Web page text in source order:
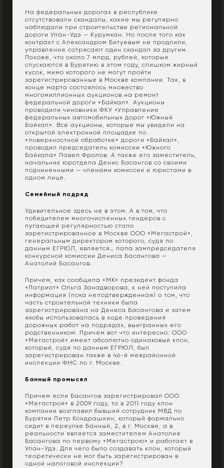
На федеральных дорогах в республике
отсутствовали скандалы, какие мы регулярно
наблюдали при строительстве региональной
дороги Улан-Удэ — Курумкан. Но после того как
контракт с Александром Битуевым не продлили,
управление сотрясают один скандал за другим.
Похоже, что около 7 млрд. рублей, которые
спускаются в Бурятию в этом году, слишком жирный
кусок, мимо которого не могут пройти
зарегистрированные в Москве компании. Так, в
конце марта состоялось множество
многомиллионных аукционов на ремонт
федеральной дороги «Байкал». Аукционы
проводили чиновники ФКУ «Управление
федеральных автомобильных дорог «Южный
Байкал». Все аукционы, которые мы увидели на
открытой электронной площадке по
«поверхностной обработке» дороги «Байкал»,
проводил председатель комиссии «Южного
Байкала» Павел Фролов. А также его заместитель,
начальник юротдела Денис Басангов со своими
подчиненными — членами комиссии и юристами в
одном лице.
Семейный подряд
Удивительное здесь не в этом. А в том, что
победителем многочисленных тендеров с
пугающей регулярностью стало
зарегистрированное в Москве ООО «Мегастрой»,
генеральным директором которого, судя по
данным ЕГРЮЛ, является… папа зампредседателя
конкурсной комиссии Дениса Басангова —
Анатолий Басангов.
Причем, как сообщила «МК» президент фонда
«Патриот» Ольга Занадворова, к ней поступила
информация (пока неподтвержденная) о том, что
часть строительной техники была
зарегистрирована на Дениса Басангова и затем
якобы использовалась в ходе проведения
дорожных работ на подрядах, выигранных его
родственником. Причем вот что интересно: ООО
«Мегастрой» имеет абсолютно одинаковый клон,
который, судя по данным ЕГРЮЛ, был
зарегистрирован также в 46-й межрайонной
инспекции ФНС по г. Москве.
Банный промысел
Причем если Басангов зарегистрировал ООО
«Мегастрой» в 2009 году, то в 2011 году клон
компании возглавил бывший сотрудник МВД по
Бурятии Петр Кондрашкин, который формально
сидит в переулке Банный, 2, в г. Москве, а в
реальности является заместителем Анатолия
Басангова по первому «Мегастрою» и работает в
Улан-Удэ. Для чего было создавать клон, который
теоретически не мог быть зарегистрирован в
одной налоговой инспекции?